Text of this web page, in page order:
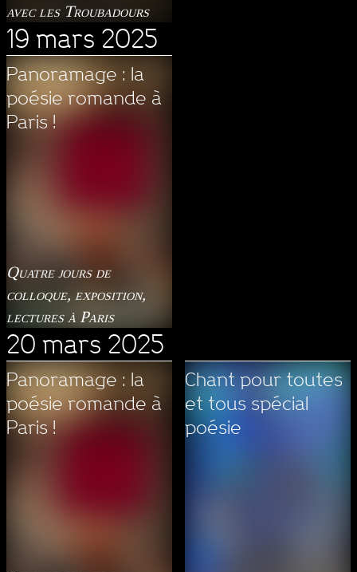
avec les Troubadours
19 mars 2025
Panoramage : la
poésie romande à
Paris !
Quatre jours de
colloque, exposition,
lectures à Paris
20 mars 2025
Panoramage : la
poésie romande à
Paris !
Chant pour toutes
et tous spécial
poésie